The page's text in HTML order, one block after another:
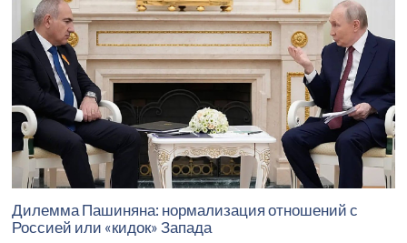
Дилемма Пашиняна: нормализация отношений с
Россией или «кидок» Запада